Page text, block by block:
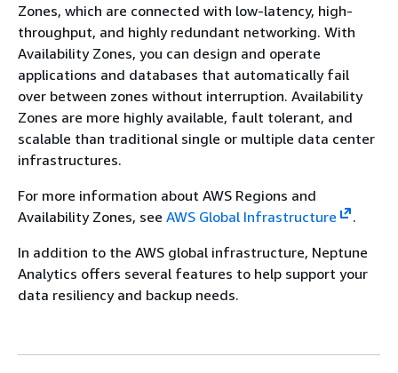
Zones, which are connected with low-latency, high-
throughput, and highly redundant networking. With
Availability Zones, you can design and operate
applications and databases that automatically fail
over between zones without interruption. Availability
Zones are more highly available, fault tolerant, and
scalable than traditional single or multiple data center
infrastructures.
For more information about AWS Regions and
Availability Zones, see AWS Global Infrastructure
.
In addition to the AWS global infrastructure, Neptune
Analytics offers several features to help support your
data resiliency and backup needs.